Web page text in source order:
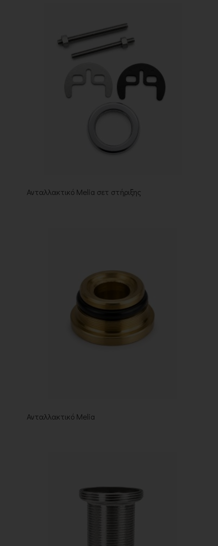
Ανταλλακτικό Melia σετ στήριξης
Ανταλλακτικό Melia